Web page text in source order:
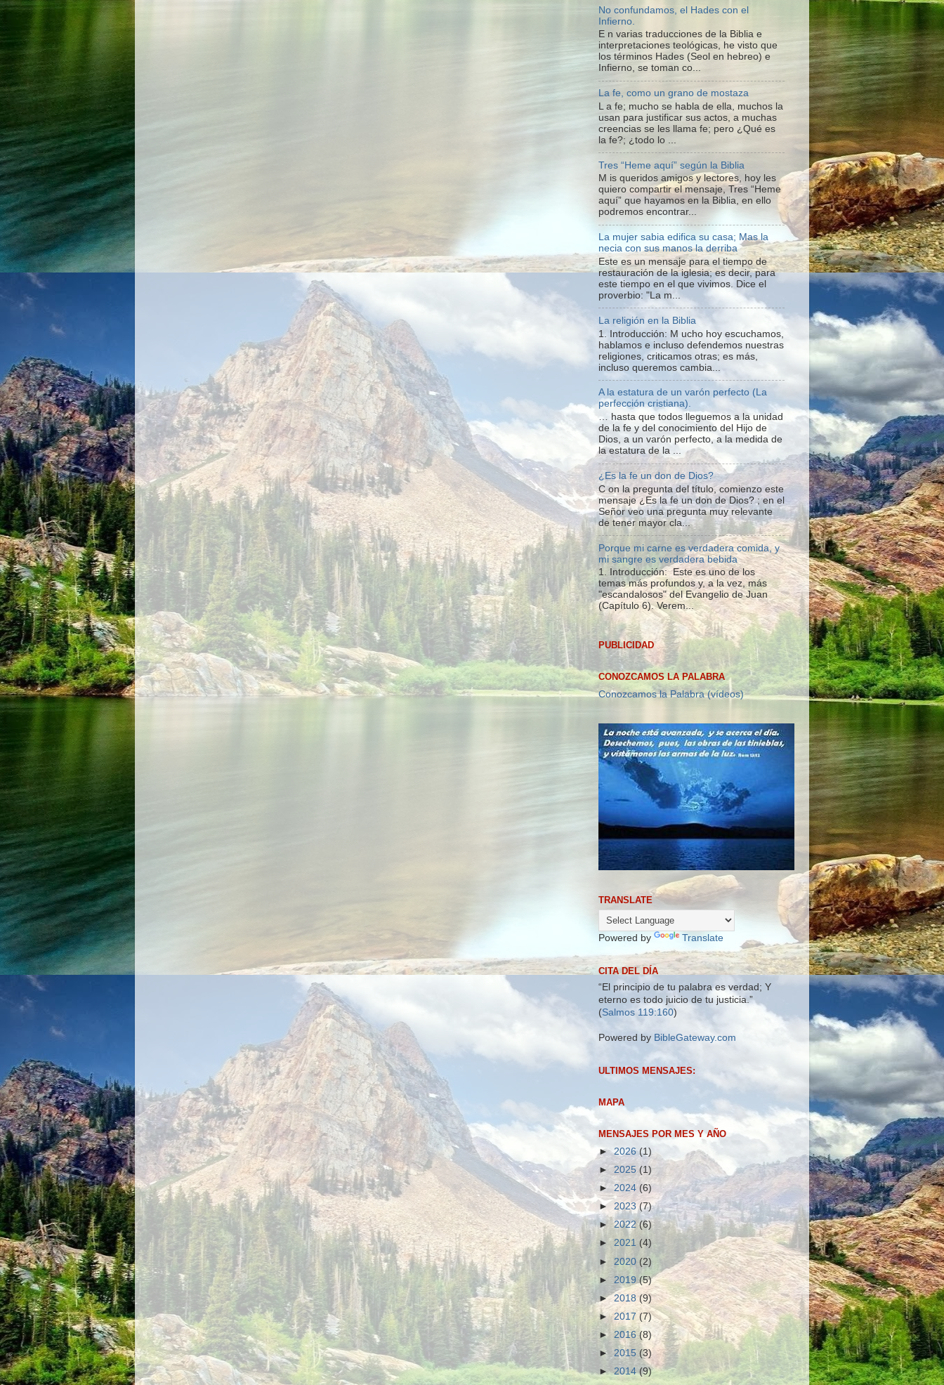
No confundamos, el Hades con el
Infierno.
E n varias traducciones de la Biblia e
interpretaciones teológicas, he visto que
los términos Hades (Seol en hebreo) e
Infierno, se toman co...
La fe, como un grano de mostaza
L a fe; mucho se habla de ella, muchos la
usan para justificar sus actos, a muchas
creencias se les llama fe; pero ¿Qué es
la fe?; ¿todo lo ...
Tres “Heme aquí” según la Biblia
M is queridos amigos y lectores, hoy les
quiero compartir el mensaje, Tres “Heme
aquí” que hayamos en la Biblia, en ello
podremos encontrar...
La mujer sabia edifica su casa; Mas la
necia con sus manos la derriba
Este es un mensaje para el tiempo de
restauración de la iglesia; es decir, para
este tiempo en el que vivimos. Dice el
proverbio: "La m...
La religión en la Biblia
1. Introducción: M ucho hoy escuchamos,
hablamos e incluso defendemos nuestras
religiones, criticamos otras; es más,
incluso queremos cambia...
A la estatura de un varón perfecto (La
perfección cristiana).
… hasta que todos lleguemos a la unidad
de la fe y del conocimiento del Hijo de
Dios, a un varón perfecto, a la medida de
la estatura de la ...
¿Es la fe un don de Dios?
C on la pregunta del título, comienzo este
mensaje ¿Es la fe un don de Dios? ; en el
Señor veo una pregunta muy relevante
de tener mayor cla...
Porque mi carne es verdadera comida, y
mi sangre es verdadera bebida
1. Introducción: Este es uno de los
temas más profundos y, a la vez, más
"escandalosos" del Evangelio de Juan
(Capítulo 6). Verem...
PUBLICIDAD
CONOZCAMOS LA PALABRA
Conozcamos la Palabra (vídeos)
TRANSLATE
Powered by Translate
CITA DEL DÍA
“El principio de tu palabra es verdad; Y
eterno es todo juicio de tu justicia.”
(Salmos 119:160)
Powered by BibleGateway.com
ULTIMOS MENSAJES:
MAPA
MENSAJES POR MES Y AÑO
►2026(1)
►2025(1)
►2024 (6)
► 2023(7)
►2022(6)
► 2021 (4)
► 2020 (2)
► 2019 (5)
► 2018(9)
►2017 (7)
►2016(8)
►2015 (3)
►2014(9)